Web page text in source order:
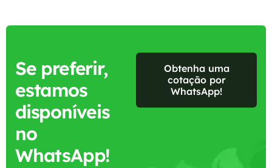
Se preferir,
estamos
disponíveis
no
WhatsApp!
Obtenha uma
cotação por
WhatsApp!